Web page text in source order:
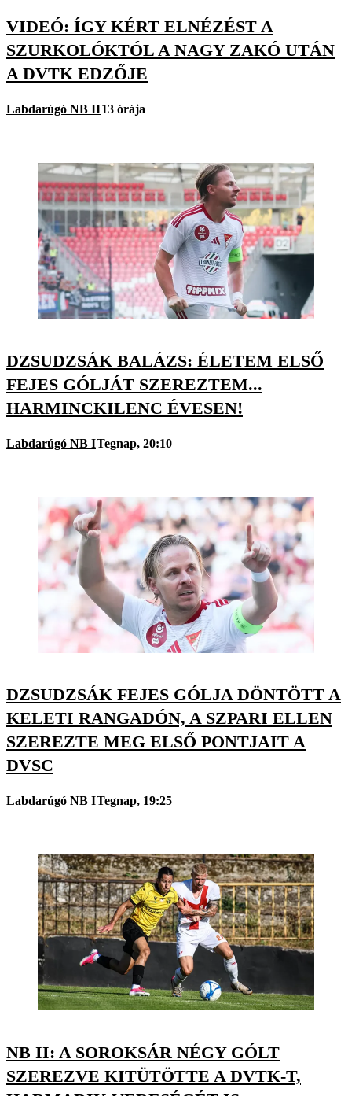
VIDEÓ: ÍGY KÉRT ELNÉZÉST A
SZURKOLÓKTÓL A NAGY ZAKÓ UTÁN
A DVTK EDZŐJE
Labdarúgó NB II13 órája
DZSUDZSÁK BALÁZS: ÉLETEM ELSŐ
FEJES GÓLJÁT SZEREZTEM...
HARMINCKILENC ÉVESEN!
Labdarúgó NB ITegnap, 20:10
DZSUDZSÁK FEJES GÓLJA DÖNTÖTT A
KELETI RANGADÓN, A SZPARI ELLEN
SZEREZTE MEG ELSŐ PONTJAIT A
DVSC
Labdarúgó NB ITegnap, 19:25
NB II: A SOROKSÁR NÉGY GÓLT
SZEREZVE KITÜTÖTTE A DVTK-T,